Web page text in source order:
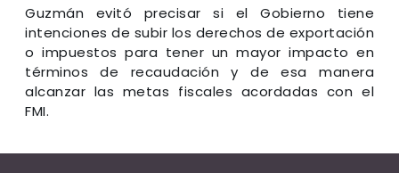
Guzmán evitó precisar si el Gobierno tiene
intenciones de subir los derechos de exportación
o impuestos para tener un mayor impacto en
términos de recaudación y de esa manera
alcanzar las metas fiscales acordadas con el
FMI.